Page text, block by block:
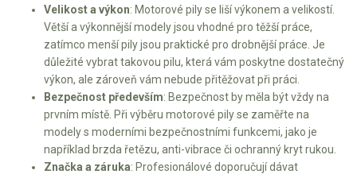
Akumulátorové sekačky
Robotické sekačky
Bubnové sekačky
Mulčovače
Křovinořezy a vyžínače
Benzínové křovinořezy a vyžínače
Velikost a výkon: Motorové pily se liší výkonem a velikostí.
Větší a výkonnější modely jsou vhodné pro těžší práce,
zatímco menší pily jsou praktické pro drobnější práce. Je
důležité vybrat takovou pilu, která vám poskytne dostatečný
výkon, ale zároveň vám nebude přitěžovat při práci.
Bezpečnost především: Bezpečnost by měla být vždy na
prvním místě. Při výběru motorové pily se zaměřte na
modely s moderními bezpečnostními funkcemi, jako je
například brzda řetězu, anti-vibrace či ochranný kryt rukou.
Značka a záruka: Profesionálové doporučují dávat